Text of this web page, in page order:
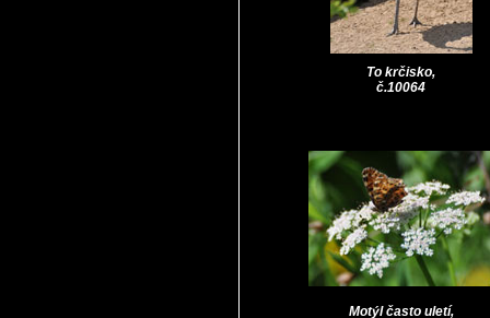
To krčisko,
č.10064
Motýl často uletí,